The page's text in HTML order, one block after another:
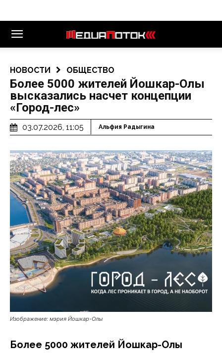
НОВОСТИ ОБЩЕСТВО
Более 5000 жителей Йошкар-Олы
высказались насчет концепции
«Город-лес»
03.07.2026, 11:05 Альфия Радыгина
Изображение: мэрия Йошкар-Олы
Более 5000 жителей Йошкар-Олы